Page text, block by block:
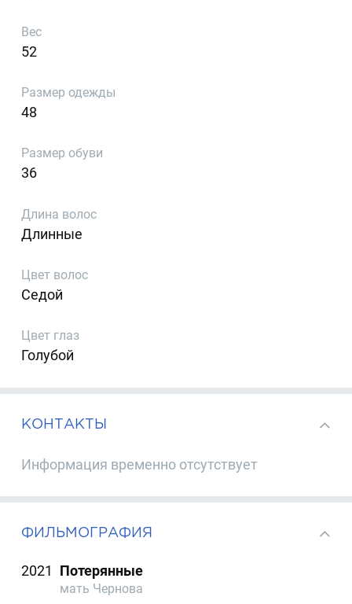
Вес
52
Размер одежды
48
Размер обуви
36
Длина волос
Длинные
Цвет волос
Седой
Цвет глаз
Голубой
КОНТАКТЫ
Информация временно отсутствует
ФИЛЬМОГРАФИЯ
2021 Потерянные
мать Чернова